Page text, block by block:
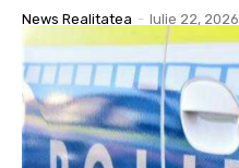
News Realitatea - Iulie 22, 2026